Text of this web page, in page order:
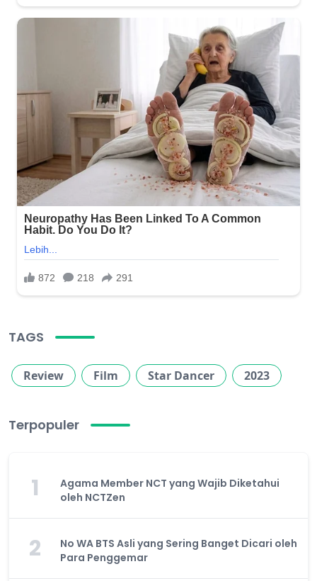
TAGS
Review Film Star Dancer 2023
Terpopuler
1
Agama Member NCT yang Wajib Diketahui
oleh NCTZen
2
No WA BTS Asli yang Sering Banget Dicari oleh
Para Penggemar